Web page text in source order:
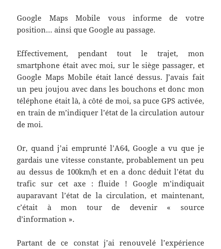
Google Maps Mobile vous informe de votre
position… ainsi que Google au passage.
Effectivement, pendant tout le trajet, mon
smartphone était avec moi, sur le siège passager, et
Google Maps Mobile était lancé dessus. J’avais fait
un peu joujou avec dans les bouchons et donc mon
téléphone était là, à côté de moi, sa puce GPS activée,
en train de m’indiquer l’état de la circulation autour
de moi.
Or, quand j’ai emprunté l’A64, Google a vu que je
gardais une vitesse constante, probablement un peu
au dessus de 100km/h et en a donc déduit l’état du
trafic sur cet axe : fluide ! Google m’indiquait
auparavant l’état de la circulation, et maintenant,
c’était à mon tour de devenir « source
d’information ».
Partant de ce constat j’ai renouvelé l’expérience